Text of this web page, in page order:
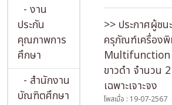
- งาน
ประกัน
คุณภาพการ
ศึกษา
- สำนักงาน
บัณฑิตศึกษา
>> ประกาศผู้ชน
ครุภัณฑ์เครื่อง
Multifunction
ขาวดำ จำนวน
เฉพาะเจาะจง
โพสเมื่อ : 19-07-2567